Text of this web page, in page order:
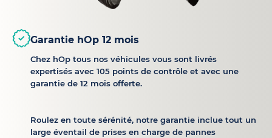
Garantie hOp 12 mois
Chez hOp tous nos véhicules vous sont livrés
expertisés avec 105 points de contrôle et avec une
garantie de 12 mois offerte.
Roulez en toute sérénité, notre garantie inclue tout un
large éventail de prises en charge de pannes